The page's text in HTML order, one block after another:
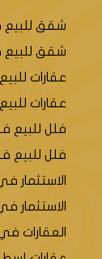
المسافة ب 35
شقق
شقق للبيع
عقارات
عقارات
فلل للبيع
فلل للبيع
الاستثمار
الاستثمار
العقارات